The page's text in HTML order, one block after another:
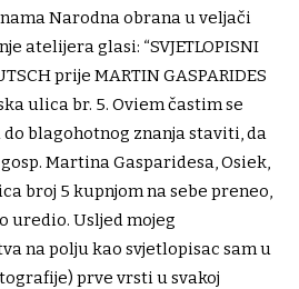
Narodna obrana u veljači
atelijera glasi: “SVJETLOPISNI
prije MARTIN GASPARIDES
ulica br. 5. Oviem častim se
blagohotnog znanja staviti, da
Martina Gasparidesa, Osiek,
broj 5 kupnjom na sebe preneo,
uredio. Usljed mojeg
na polju kao svjetlopisac sam u
prve vrsti u svakoj